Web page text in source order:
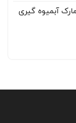
آبمیوه گیری